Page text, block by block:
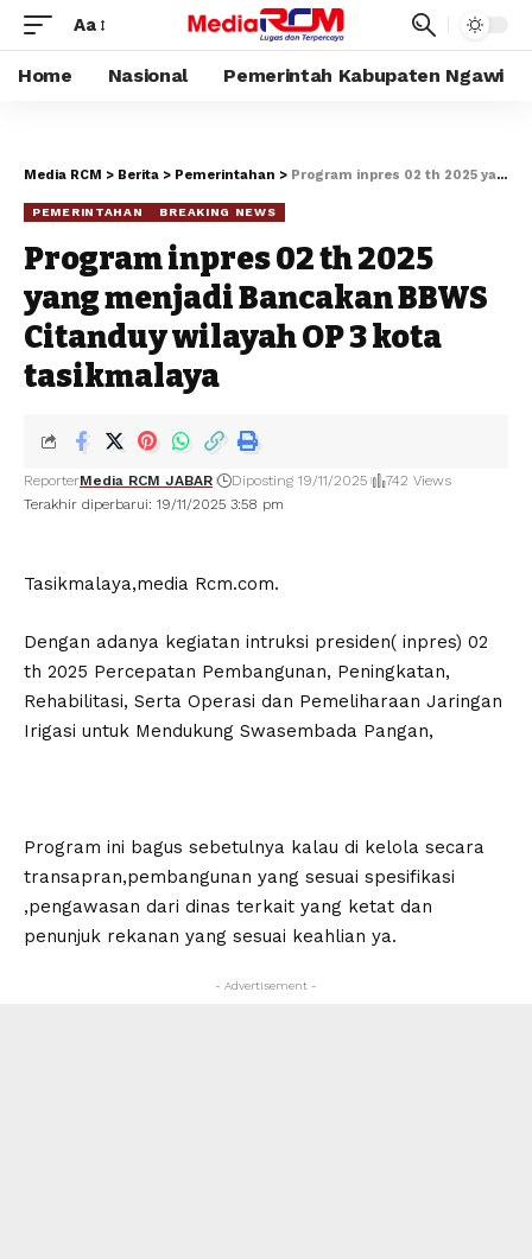
Aa
Home Nasional Pemerintah Kabupaten Ngawi
Media RCM > Berita > Pemerintahan > Program inpres 02 th 2025 yang menjadi Bancakan BBWS Citanduy wilayah OP 3 kota tasikmalaya
PEMERINTAHAN BREAKING NEWS
Program inpres 02 th 2025
yang menjadi Bancakan BBWS
Citanduy wilayah OP 3 kota
tasikmalaya
Terakhir diperbarui: 19/11/2025 3:58 pm
ReporterMedia RCM JABAR Diposting 19/11/2025 742 Views
Tasikmalaya,media Rcm.com.
Dengan adanya kegiatan intruksi presiden( inpres) 02
th 2025 Percepatan Pembangunan, Peningkatan,
Rehabilitasi, Serta Operasi dan Pemeliharaan Jaringan
Irigasi untuk Mendukung Swasembada Pangan,
Program ini bagus sebetulnya kalau di kelola secara
transapran,pembangunan yang sesuai spesifikasi
,pengawasan dari dinas terkait yang ketat dan
penunjuk rekanan yang sesuai keahlian ya.
- Advertisement -